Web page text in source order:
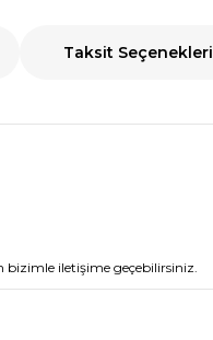
Taksit Seçenekleri
bizimle iletişime geçebilirsiniz.